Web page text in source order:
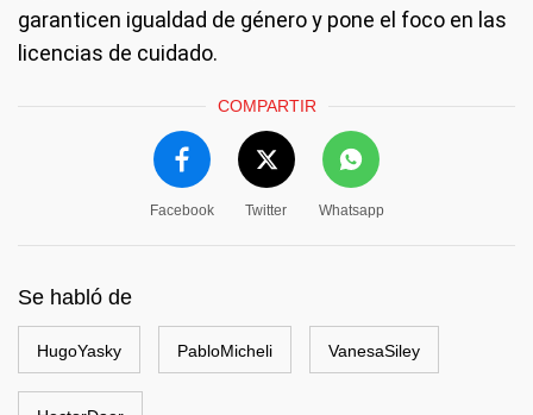
garanticen igualdad de género y pone el foco en las
licencias de cuidado.
COMPARTIR
Facebook Twitter Whatsapp
Se habló de
HugoYasky PabloMicheli VanesaSiley